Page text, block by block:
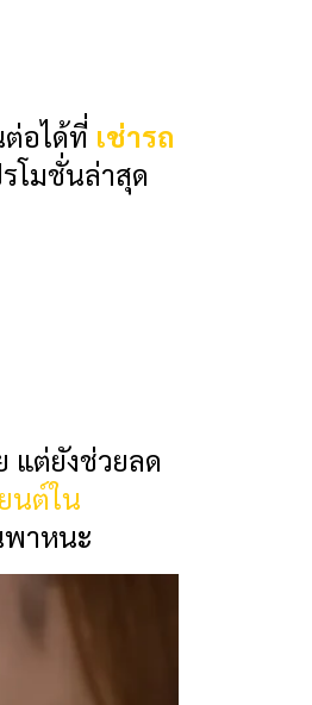
อได้ที่ เช่ารถ
โมชั่นล่าสุด
แต่ยังช่วยลด
นต์ใน
พาหนะ